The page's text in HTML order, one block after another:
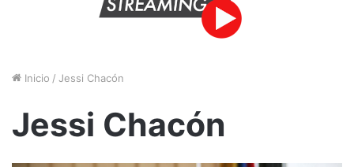
Inicio / Jessi Chacón
Jessi Chacón